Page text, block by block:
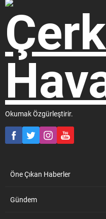
Yöntemler’’ konulu
bilgilendirme toplantısı
düzenlendi. TÜP BEBEK
TEDAVİSİNDE YENİ
YÖNTEMLER ANLATILDI
Çerkezköy Belediyesi ve
Merkezi işbirliği ile Çerkezköy
Belediyesi Prof. Dr. Türkan
Saylan...
Okumak Özgürleştirir.
Öne Çıkan Haberler
Gündem